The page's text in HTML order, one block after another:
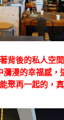
背後的私人空間
瀰漫的幸福感，
聚再一起的，真